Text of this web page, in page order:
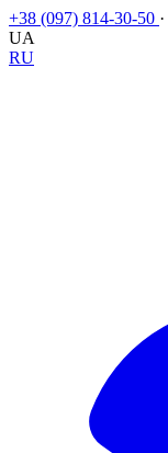
+38 (097) 814-30-50 ·
UA
RU